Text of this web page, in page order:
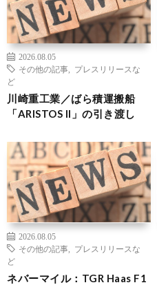
2026.08.05
その他の記事
プレスリリースな
ど
川崎重工業／ばら積運搬船
「ARISTOS II」の引き渡し
2026.08.05
その他の記事
プレスリリースな
ど
ネバーマイル：TGR Haas F1